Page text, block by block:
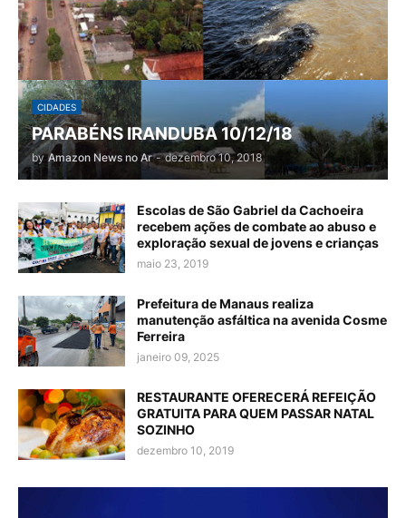
CIDADES
PARABÉNS IRANDUBA 10/12/18
by Amazon News no Ar - dezembro 10, 2018
Escolas de São Gabriel da Cachoeira
recebem ações de combate ao abuso e
exploração sexual de jovens e crianças
maio 23, 2019
Prefeitura de Manaus realiza
manutenção asfáltica na avenida Cosme
Ferreira
janeiro 09, 2025
RESTAURANTE OFERECERÁ REFEIÇÃO
GRATUITA PARA QUEM PASSAR NATAL
SOZINHO
dezembro 10, 2019